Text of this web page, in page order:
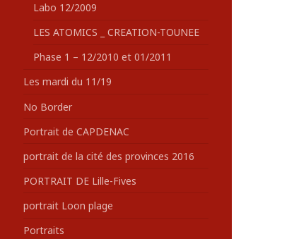
Labo 12/2009
LES ATOMICS _ CREATION-TOUNEE
Phase 1 – 12/2010 et 01/2011
Les mardi du 11/19
No Border
Portrait de CAPDENAC
portrait de la cité des provinces 2016
PORTRAIT DE Lille-Fives
portrait Loon plage
Portraits